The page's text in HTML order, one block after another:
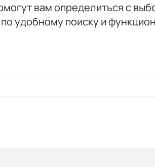
вам определиться с
удобному поиску и